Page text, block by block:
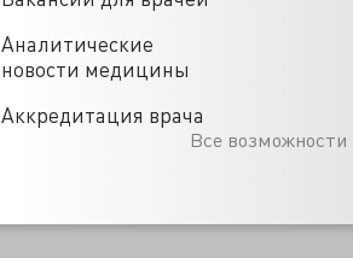
Аналитические
новости медицины
Аккредитация врача
Все возможности